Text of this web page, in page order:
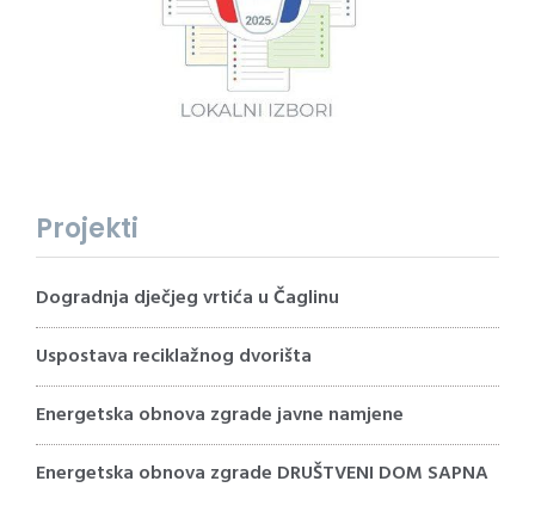
Projekti
Dogradnja dječjeg vrtića u Čaglinu
Uspostava reciklažnog dvorišta
Energetska obnova zgrade javne namjene
Energetska obnova zgrade DRUŠTVENI DOM SAPNA